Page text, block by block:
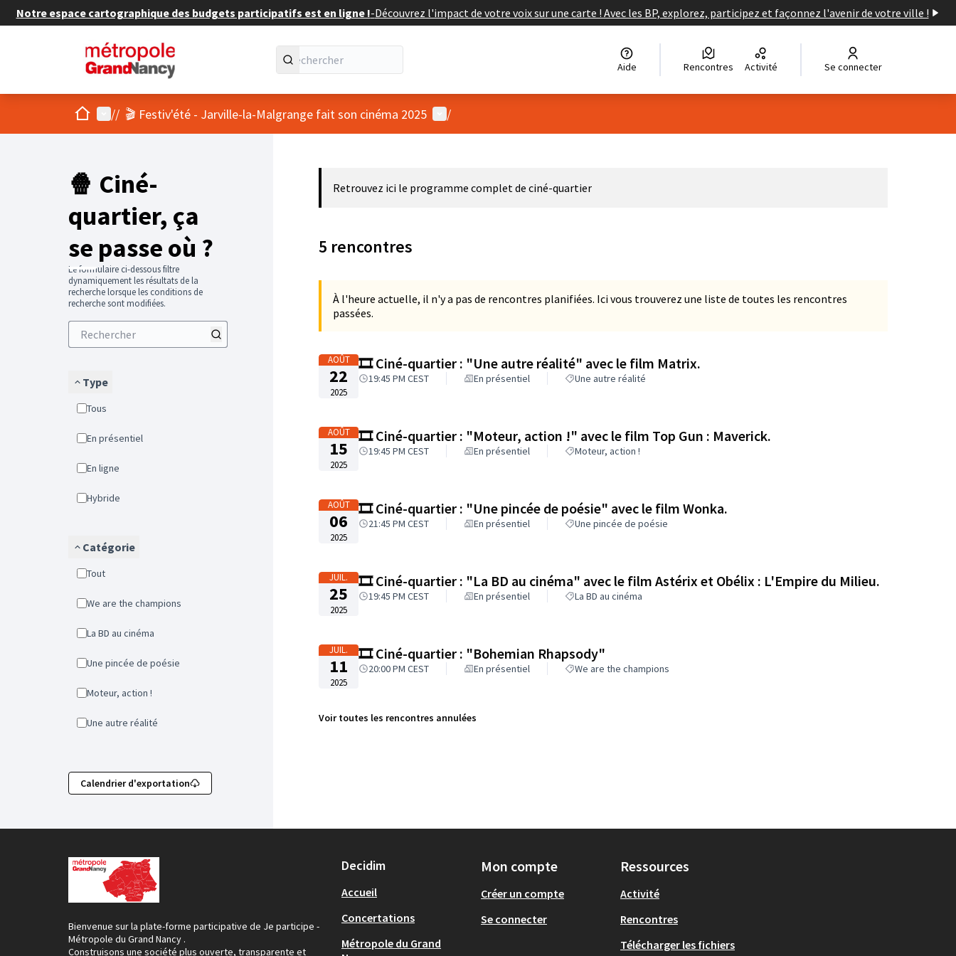
Notre espace cartographique des budgets participatifs est en ligne !-Découvrez l'impact de votre voix sur une carte ! Avec les BP, explorez, participez et façonnez l'avenir de votre ville !
Aide Rencontres Activité Se connecter
AccueilMenu principal
// 🎬 Festiv'été - Jarville-la-Malgrange fait son cinéma 2025 Menu utilisateur
/
🍿 Ciné-
quartier, ça
se passe où ?
Le formulaire ci-dessous filtre
dynamiquement les résultats de la
recherche lorsque les conditions de
recherche sont modifiées.
Type
Tous
En présentiel
En ligne
Hybride
Catégorie
Tout
We are the champions
La BD au cinéma
Une pincée de poésie
Moteur, action !
Une autre réalité
Calendrier d'exportation
Retrouvez ici le programme complet de ciné-quartier
5 rencontres
À l'heure actuelle, il n'y a pas de rencontres planifiées. Ici vous trouverez une liste de toutes les rencontres
passées.
AOÛT
22
2025
🎞️ Ciné-quartier : "Une autre réalité" avec le film Matrix.
19:45 PM CEST En présentiel Une autre réalité
AOÛT
15
2025
🎞️ Ciné-quartier : "Moteur, action !" avec le film Top Gun : Maverick.
19:45 PM CEST En présentiel Moteur, action !
AOÛT
06
2025
🎞️ Ciné-quartier : "Une pincée de poésie" avec le film Wonka.
21:45 PM CEST En présentiel Une pincée de poésie
JUIL.
25
2025
🎞️ Ciné-quartier : "La BD au cinéma" avec le film Astérix et Obélix : L'Empire du Milieu.
19:45 PM CEST En présentiel La BD au cinéma
JUIL.
11
2025
🎞️ Ciné-quartier : "Bohemian Rhapsody"
20:00 PM CEST En présentiel We are the champions
Voir toutes les rencontres annulées
Bienvenue sur la plate-forme participative de Je participe -
Métropole du Grand Nancy .
Construisons une société plus ouverte, transparente et
Decidim
Accueil
Concertations
Métropole du Grand
Mon compte
Créer un compte
Se connecter
Ressources
Activité
Rencontres
Télécharger les fichiers